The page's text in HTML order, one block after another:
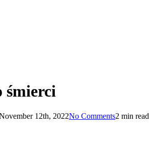
śmierci
12th, 2022No Comments2 min read